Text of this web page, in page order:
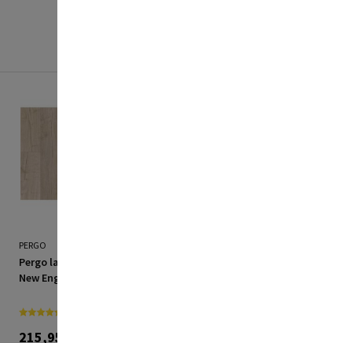
PERGO
Pergo laminatgulv Living
New England eg 1,835 m²
215,95 kr./M2